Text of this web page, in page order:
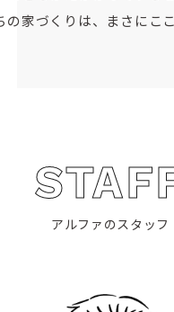
の家づくりは、まさにこ
アルファのスタッフ